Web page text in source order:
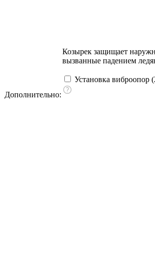
Дополнительно:
Козырек защищает
вызванные падением
Установка виброопор (